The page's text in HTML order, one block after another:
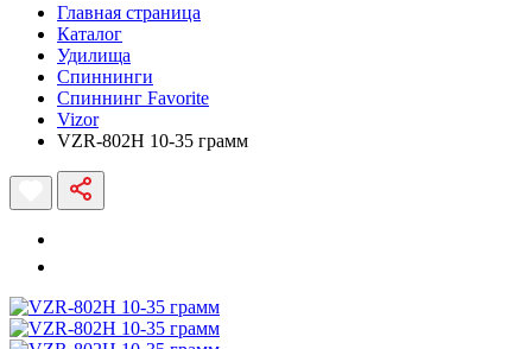
Главная страница
Каталог
Удилища
Спиннинги
Спиннинг Favorite
Vizor
VZR-802H 10-35 грамм